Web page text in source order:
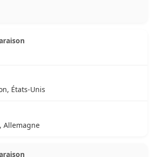
États-Unis
Allemagne